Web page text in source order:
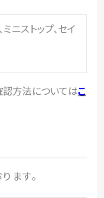
ニストップ、セイ
認方法についてはこ
ます。